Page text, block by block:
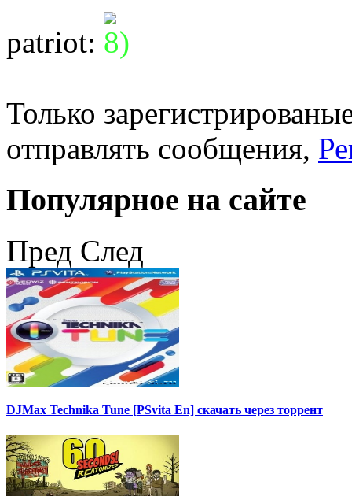
patriot:
Только
отправлять сообщения,
Популярное на сайте
Пред След
DJMax Technika Tune [PSvita En] скачать через торрент